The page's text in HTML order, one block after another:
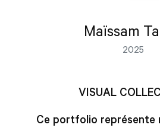
Maïssam
2025
VISUAL
Ce portfolio représente